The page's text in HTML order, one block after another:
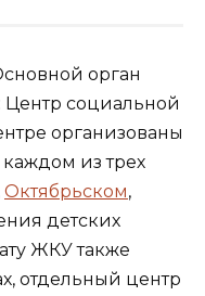
орган
социальной
организованы
из трех
Октябрьском,
детских
ЖКУ также
отдельный центр